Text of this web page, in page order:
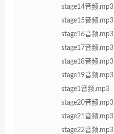
stage14音频.mp3
stage15音频.mp3
stage16音频.mp3
stage17音频.mp3
stage18音频.mp3
stage19音频.mp3
stage1音频.mp3
stage20音频.mp3
stage21音频.mp3
stage22音频.mp3